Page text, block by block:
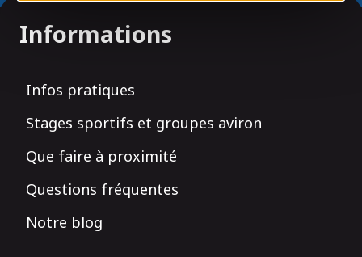
Informations
Infos pratiques
Stages sportifs et groupes aviron
Que faire à proximité
Questions fréquentes
Notre blog